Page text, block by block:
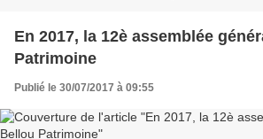
En 2017, la 12è assemblée
Patrimoine
Publié le 30/07/2017 à 09:55